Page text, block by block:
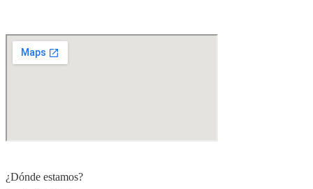
¿Dónde estamos?